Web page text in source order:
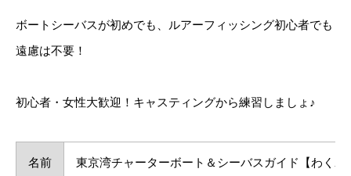
ボートシーバスが初めでも、ルアーフィッシング初心者でも
遠慮は不要！
初心者・女性大歓迎！キャスティングから練習しましょ♪
名前 東京湾チャーターボート＆シーバスガイド【わくわ